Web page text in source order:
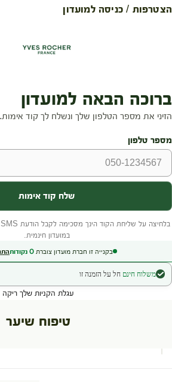
הצטרפות / כניסה למועדון
בקנייה זו חברת מועדון צוברת 0 נקודות
משלוח חינם חל על הזמנה זו
עגלת הקניות שלך ריקה
טיפוח שיער